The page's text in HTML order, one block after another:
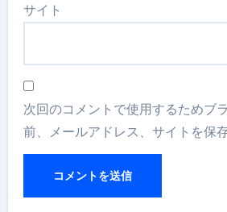
サイト
次回のコメントで使用するためブ
前、メールアドレス、サイトを保存